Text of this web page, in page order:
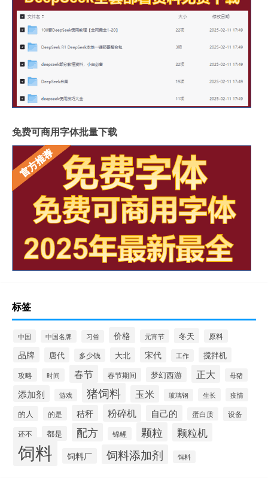
免费可商用字体批量下载
标签
中国 中国名牌 习俗 价格 元宵节 冬天 原料
品牌 唐代 多少钱 大北 宋代 工作 搅拌机
攻略 时间 春节 春节期间 梦幻西游 正大 母猪
添加剂 游戏 猪饲料 玉米 玻璃钢 生长 疫情
的人 的是 秸秆 粉碎机 自己的 蛋白质 设备
还不 都是 配方 锦鲤 颗粒 颗粒机
饲料 饲料厂 饲料添加剂 饵料